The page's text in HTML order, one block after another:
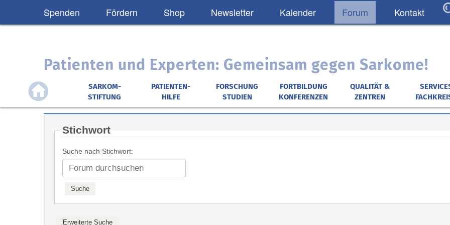
Spenden Fördern Shop Newsletter Kalender Forum Kontakt
Patienten und Experten: Gemeinsam gegen Sarkome!
SARKOM-
STIFTUNG
PATIENTEN-
HILFE
FORSCHUNG
STUDIEN
FORTBILDUNG
KONFERENZEN
QUALITÄT &
ZENTREN
Stichwort
Suche nach Stichwort: